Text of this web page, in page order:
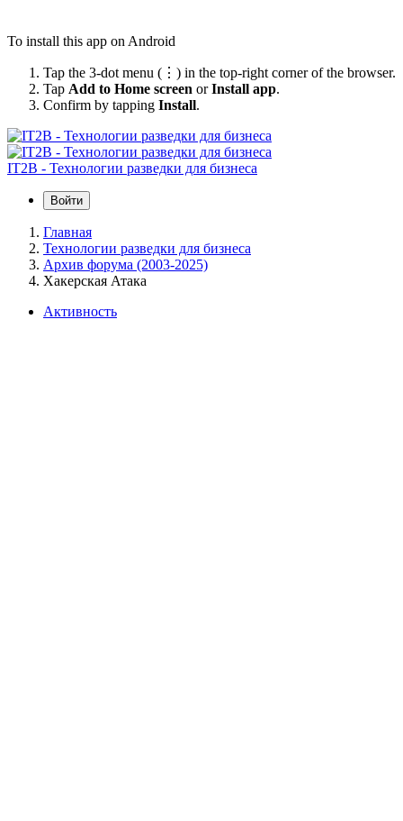
To install this app on Android
Tap the 3-dot menu (⋮) in the top-right corner of the browser.
Tap Add to Home screen orInstall app.
Confirm by tapping Install.
IT2B - Технологии разведки для бизнеса
Войти
Главная
Технологии разведки для бизнеса
Архив форума (2003-2025)
Хакерская Атака
Активность